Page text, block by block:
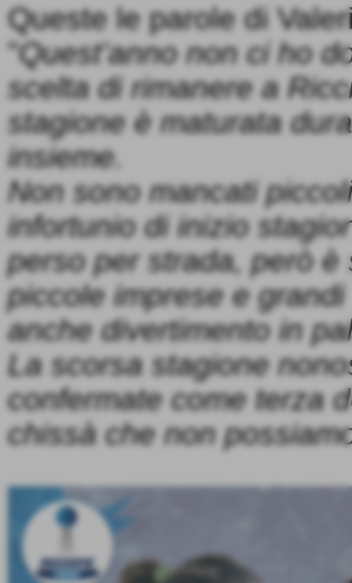
Queste le parole di
"Quest’anno non ci ho
scelta di rimanere a
stagione è maturata
insieme.
Non sono mancati
infortunio di inizio
perso per strada, però
piccole imprese e
anche divertimento in
La scorsa stagione
confermate come terza
chissà che non